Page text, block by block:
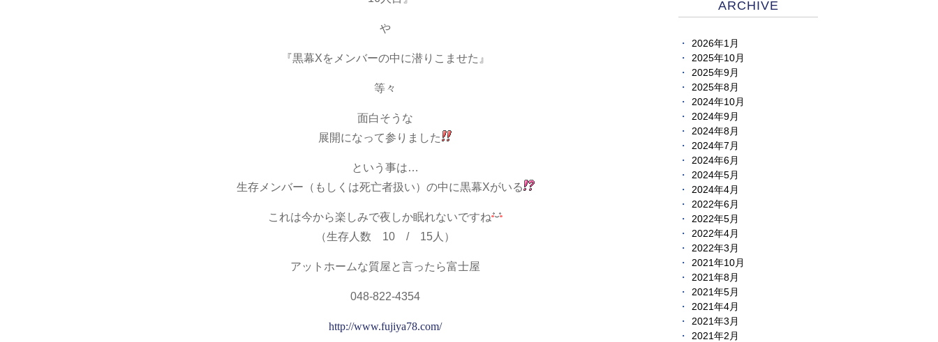
や
『黒幕Xをメンバーの中に潜りこませた』
等々
面白そうな
展開になって参りました
という事は…
生存メンバー（もしくは死亡者扱い）の中に黒幕Xがいる
これは今から楽しみで夜しか眠れないですね
（生存人数 10 / 15人）
アットホームな質屋と言ったら富士屋
048-822-4354
http://www.fujiya78.com/
ARCHIVE
2026年1月
2025年10月
2025年9月
2025年8月
2024年10月
2024年9月
2024年8月
2024年7月
2024年6月
2024年5月
2024年4月
2022年6月
2022年5月
2022年4月
2022年3月
2021年10月
2021年8月
2021年5月
2021年4月
2021年3月
2021年2月